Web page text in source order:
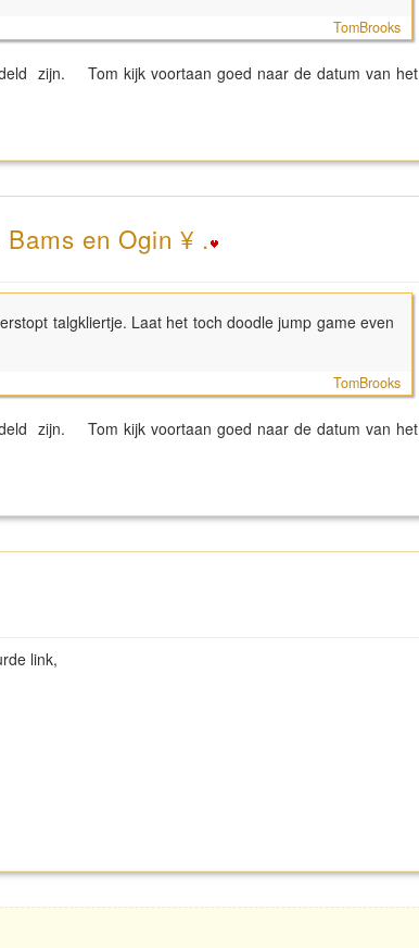
TomBrooks
zijn. Tom kijk voortaan goed naar de datum van het
en Ogin ¥ .
talgkliertje. Laat het toch doodle jump game even
TomBrooks
zijn. Tom kijk voortaan goed naar de datum van het
link,